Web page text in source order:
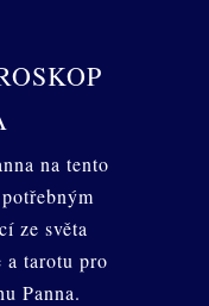
na tento
ze světa
a tarotu pro
Panna.